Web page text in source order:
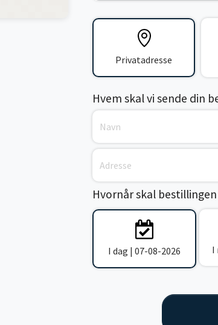
Privatadresse
Hvem skal vi sende din
Hvornår skal
I dag | 07-08-2026 I